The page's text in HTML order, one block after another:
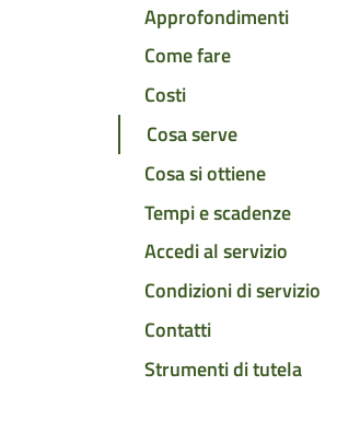
Approfondimenti
Come fare
Costi
Cosa serve
Cosa si ottiene
Tempi e scadenze
Accedi al servizio
Condizioni di servizio
Contatti
Strumenti di tutela